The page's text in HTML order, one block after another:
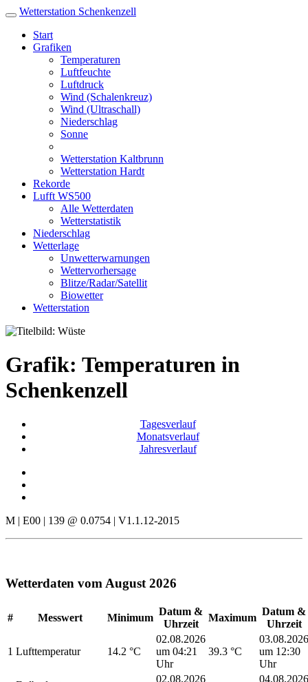
Wetterstation Schenkenzell
Start
Grafiken
Temperaturen
Luftfeuchte
Luftdruck
Wind (Schalenkreuz)
Wind (Ultraschall)
Niederschlag
Sonne
Wetterstation Kaltbrunn
Wetterstation Hardt
Rekorde
Lufft WS500
Alle Wetterdaten
Wetterstatistik
Niederschlag
Wetterlage
Unwetterwarnungen
Wettervorhersage
Blitze/Radar/Satellit
Biowetter
Wetterstation
Grafik: Temperaturen in
Schenkenzell
Tagesverlauf
Monatsverlauf
Jahresverlauf
M | E00 | 139 @ 0.0754 | V1.1.12-2015
Wetterdaten vom August 2026
# Messwert Minimum
Datum &
Uhrzeit
Maximum
Datum &
Uhrzeit
1 Lufttemperatur 14.2 °C
02.08.2026
um 04:21
Uhr
39.3 °C
03.08.2026
um 12:30
Uhr
02.08.2026
04.08.2026